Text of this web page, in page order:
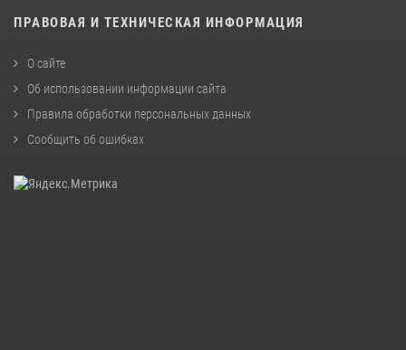
ПРАВОВАЯ И ТЕХНИЧЕСКАЯ ИНФОРМАЦИЯ
О сайте
Об использовании информации сайта
Правила обработки персональных данных
Сообщить об ошибках